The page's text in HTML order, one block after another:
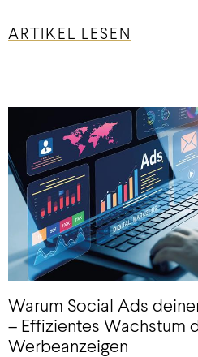
ARTIKEL LESEN
Warum Social Ads
– Effizientes Wachstum
Werbeanzeigen